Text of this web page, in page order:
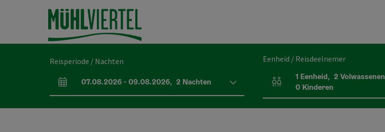
Accesskey
[0]
Navigatie Accesskey
[1]
PaginabeginAccesskey
[2]
Reisperiode / Nachten
Velden voor aankomst en vertrek
07.08.2026- 09.08.2026, 2 Nachten
Eenheid / Reisdeelnemer
Aantal eenheden en persoonsvelden
1 Eenheid, 2Volwassenen
0 Kinderen